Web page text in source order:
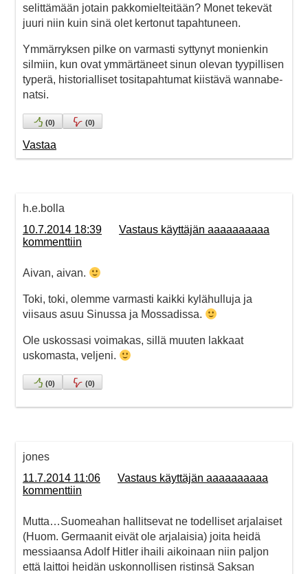
selittämään jotain pakkomielteitään? Monet tekevät
juuri niin kuin sinä olet kertonut tapahtuneen.
Ymmärryksen pilke on varmasti syttynyt monienkin
silmiin, kun ovat ymmärtäneet sinun olevan tyypillisen
typerä, historialliset tositapahtumat kiistävä wannabe-
natsi.
(0) (0)
Vastaa
h.e.bolla
10.7.2014 18:39
Vastaus käyttäjän aaaaaaaaaa
kommenttiin
Aivan, aivan.
Toki, toki, olemme varmasti kaikki kylähulluja ja
viisaus asuu Sinussa ja Mossadissa.
Ole uskossasi voimakas, sillä muuten lakkaat
uskomasta, veljeni.
(0) (0)
jones
11.7.2014 11:06
Vastaus käyttäjän aaaaaaaaaa
kommenttiin
Mutta…Suomeahan hallitsevat ne todelliset arjalaiset
(Huom. Germaanit eivät ole arjalaisia) joita heidä
messiaansa Adolf Hitler ihaili aikoinaan niin paljon
että laittoi heidän uskonnollisen ristinsä Saksan